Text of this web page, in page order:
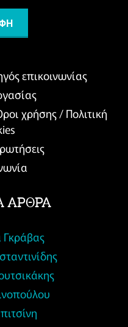
επικοινωνίας
χρήσης / Πολιτική
ΑΡΘΡΑ
Γκράβας